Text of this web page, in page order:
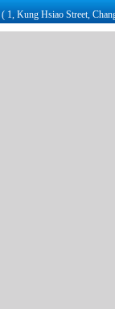
( 1, Kung Hsiao Street,